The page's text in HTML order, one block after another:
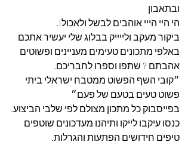
ובתאבון
הי היי הייי אוהבים לבשל ולאכול!.
ביקור מעקב ולייייק בבלוג שלי יעשיר אתכם
באלפי מתכונים טעימים מעניינים ופשוטים
אהבתם ? שתפו וספרו לחבריכם.
״קובי השף הפשוט ממטבח ישראלי ביתי
פשוט טעים בטעם של פעם״
בפייסבוק כל מתכון מצולם לפי שלבי הביצוע.
כנסו עיקבו לייקו ותיהנו מעדכונים שוטפים
טיפים חידושים הפתעות והגרלות.